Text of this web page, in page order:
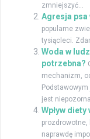
zmniejszyć...
Agresja psa
popularne
tysiącleci.
Woda w
potrzebna?
mechanizm,
jest
Wpływ
prozdrowotne,
naprawdę